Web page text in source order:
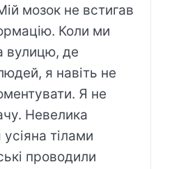
мозок не встигав
Коли ми
вулицю, де
я навіть не
Я не
Невелика
тілами
проводили